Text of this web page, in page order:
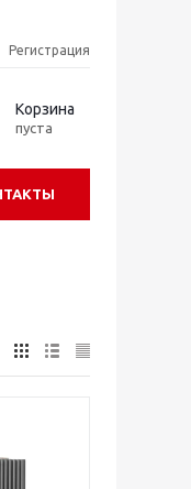
Регистрация
Корзина
пуста